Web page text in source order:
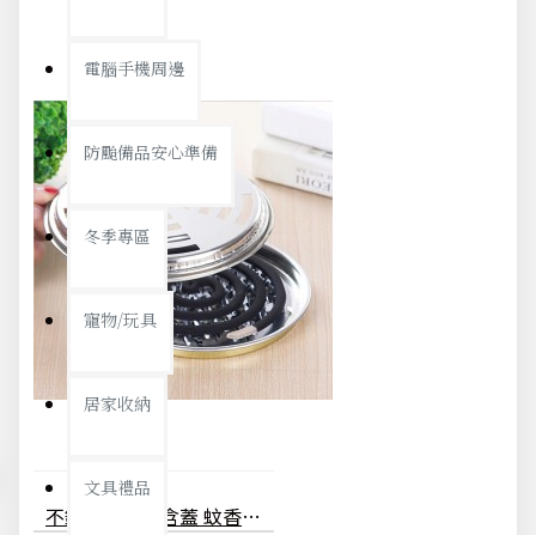
電腦手機周邊
防颱備品安心準備
冬季專區
寵物/玩具
居家收納
文具禮品
不銹鋼蚊香盤含蓋 蚊香座 檀香盒 蚊香支架